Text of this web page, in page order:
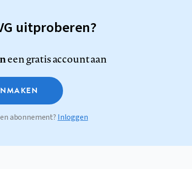
uitproberen?
een gratis account aan
abonnement? Inloggen